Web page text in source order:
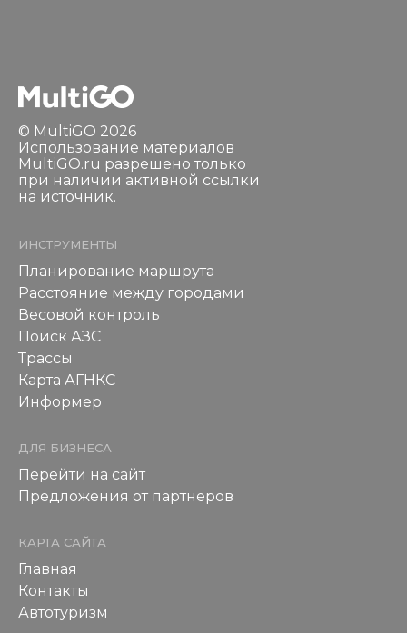
© MultiGO 2026
Использование материалов
MultiGO.ru разрешено только
при наличии активной ссылки
на источник.
ИНСТРУМЕНТЫ
Планирование маршрута
Расстояние между городами
Весовой контроль
Поиск АЗС
Трассы
Карта АГНКС
Информер
ДЛЯ БИЗНЕСА
Перейти на сайт
Предложения от партнеров
КАРТА САЙТА
Главная
Контакты
Автотуризм